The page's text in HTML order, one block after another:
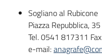
Sogliano al Rubicone
Piazza Repubblica, 35
Tel. 0541 817311
e-mail: